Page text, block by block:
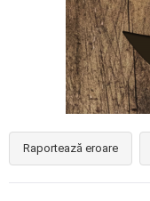
Raportează eroare